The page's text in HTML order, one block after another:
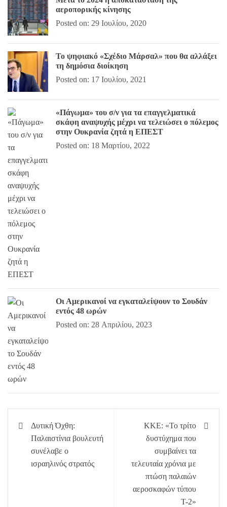
αεροπορικής κίνησης
Posted on: 29 Ιουλίου, 2020
Το ψηφιακό «Σχέδιο Μάρσαλ» που θα αλλάξει
τη δημόσια διοίκηση
Posted on: 17 Ιουλίου, 2021
«Πάγωμα» του σ/ν για τα επαγγελματικά
σκάφη αναψυχής μέχρι να τελειώσει ο πόλεμος
στην Ουκρανία ζητά η ΕΠΕΣΤ
Posted on: 18 Μαρτίου, 2022
Οι Αμερικανοί να εγκαταλείψουν το Σουδάν
εντός 48 ωρών
Posted on: 28 Απριλίου, 2023
Πλοήγηση
άρθρων
Δυτική Όχθη:
Παλαιστίνια βουλευτή
συνέλαβε ο
ισραηλινός στρατός
ΚΚΕ: «Το τρίτο
δυστύχημα που
συμβαίνει τα
τελευταία χρόνια με
πτώση παλαιών
αεροσκαφών τύπου
Τ-2»